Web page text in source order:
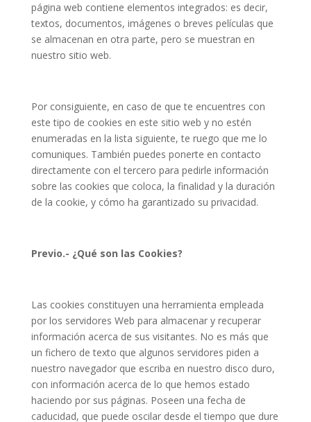
página web contiene elementos integrados: es decir,
textos, documentos, imágenes o breves películas que
se almacenan en otra parte, pero se muestran en
nuestro sitio web.
Por consiguiente, en caso de que te encuentres con
este tipo de cookies en este sitio web y no estén
enumeradas en la lista siguiente, te ruego que me lo
comuniques. También puedes ponerte en contacto
directamente con el tercero para pedirle información
sobre las cookies que coloca, la finalidad y la duración
de la cookie, y cómo ha garantizado su privacidad.
Previo.- ¿Qué son las Cookies?
Las cookies constituyen una herramienta empleada
por los servidores Web para almacenar y recuperar
información acerca de sus visitantes. No es más que
un fichero de texto que algunos servidores piden a
nuestro navegador que escriba en nuestro disco duro,
con información acerca de lo que hemos estado
haciendo por sus páginas. Poseen una fecha de
caducidad, que puede oscilar desde el tiempo que dure